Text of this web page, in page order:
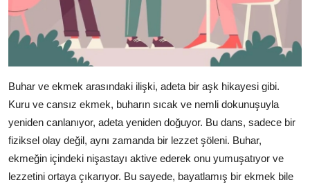
Buhar ve ekmek arasındaki ilişki, adeta bir aşk hikayesi gibi.
Kuru ve cansız ekmek, buharın sıcak ve nemli dokunuşuyla
yeniden canlanıyor, adeta yeniden doğuyor. Bu dans, sadece bir
fiziksel olay değil, aynı zamanda bir lezzet şöleni. Buhar,
ekmeğin içindeki nişastayı aktive ederek onu yumuşatıyor ve
lezzetini ortaya çıkarıyor. Bu sayede, bayatlamış bir ekmek bile